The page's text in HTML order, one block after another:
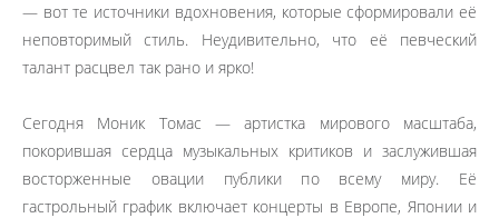
— вот те источники вдохновения, которые сформировали её
неповторимый стиль. Неудивительно, что её певческий
талант расцвел так рано и ярко!
Сегодня Моник Томас — артистка мирового масштаба,
покорившая сердца музыкальных критиков и заслужившая
восторженные овации публики по всему миру. Её
гастрольный график включает концерты в Европе, Японии и